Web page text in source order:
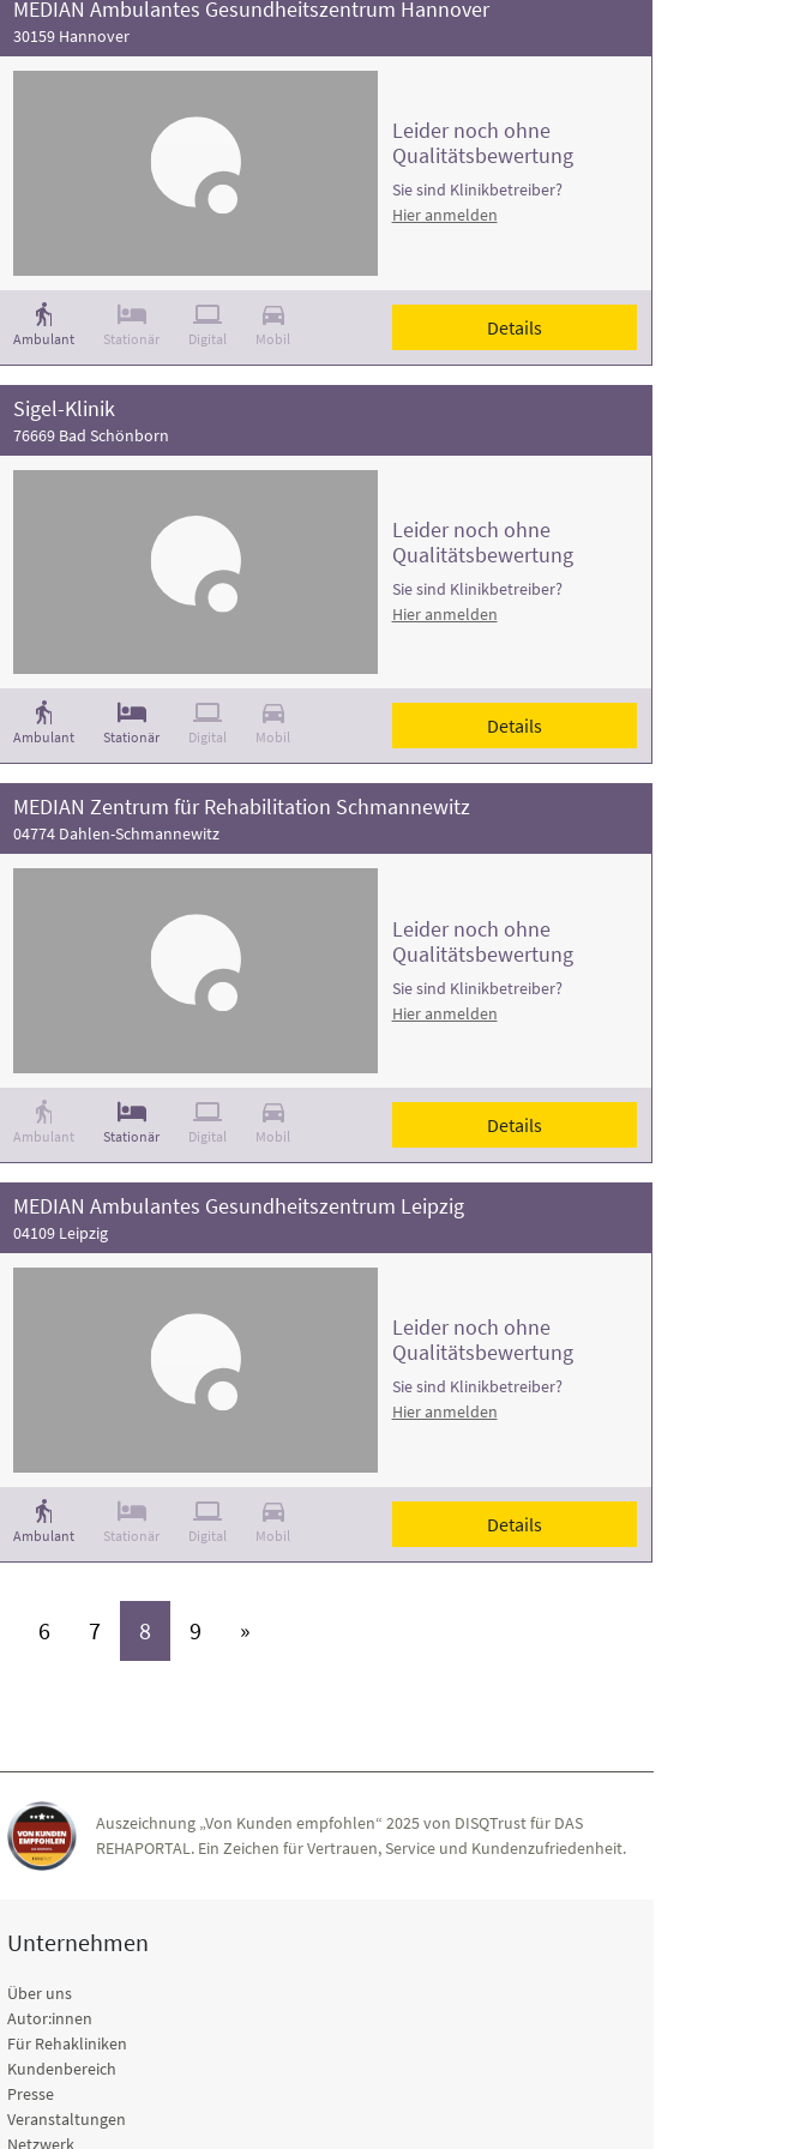
MEDIAN Ambulantes Gesundheitszentrum Hannover
30159 Hannover
Ambulant Stationär Digital Mobil
Leider noch ohne
Qualitätsbewertung
Sie sind Klinikbetreiber?
Hier anmelden
Details
Sigel-Klinik
76669 Bad Schönborn
Ambulant Stationär Digital Mobil
Leider noch ohne
Qualitätsbewertung
Sie sind Klinikbetreiber?
Hier anmelden
Details
MEDIAN Zentrum für Rehabilitation Schmannewitz
04774 Dahlen-Schmannewitz
Ambulant Stationär Digital Mobil
Leider noch ohne
Qualitätsbewertung
Sie sind Klinikbetreiber?
Hier anmelden
Details
MEDIAN Ambulantes Gesundheitszentrum Leipzig
04109 Leipzig
Ambulant Stationär Digital Mobil
Leider noch ohne
Qualitätsbewertung
Sie sind Klinikbetreiber?
Hier anmelden
Details
(aktiv)
6 (aktiv)
7(aktiv)
8 (aktiv)
9 (aktiv)
»
Auszeichnung „Von Kunden empfohlen“ 2025 von DISQTrust für DAS
REHAPORTAL. Ein Zeichen für Vertrauen, Service und Kundenzufriedenheit.
Unternehmen
Über uns
Autor:innen
Für Rehakliniken
Kundenbereich
Presse
Veranstaltungen
Netzwerk